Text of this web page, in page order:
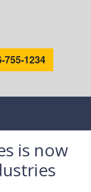
755-1234
is now